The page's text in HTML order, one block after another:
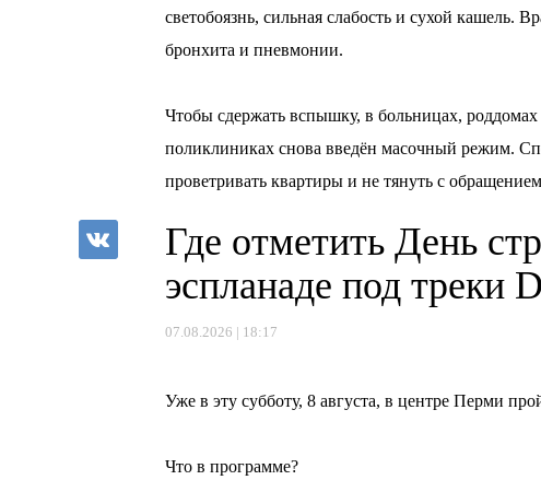
светобоязнь, сильная слабость и сухой кашель.
бронхита и пневмонии.
Чтобы сдержать вспышку, в больницах,
поликлиниках снова введён масочный режим.
проветривать квартиры и не тянуть с
Где отметить День
эспланаде под треки
07.08.2026 | 18:17
Уже в эту субботу, 8 августа, в центре Перми
Что в программе?